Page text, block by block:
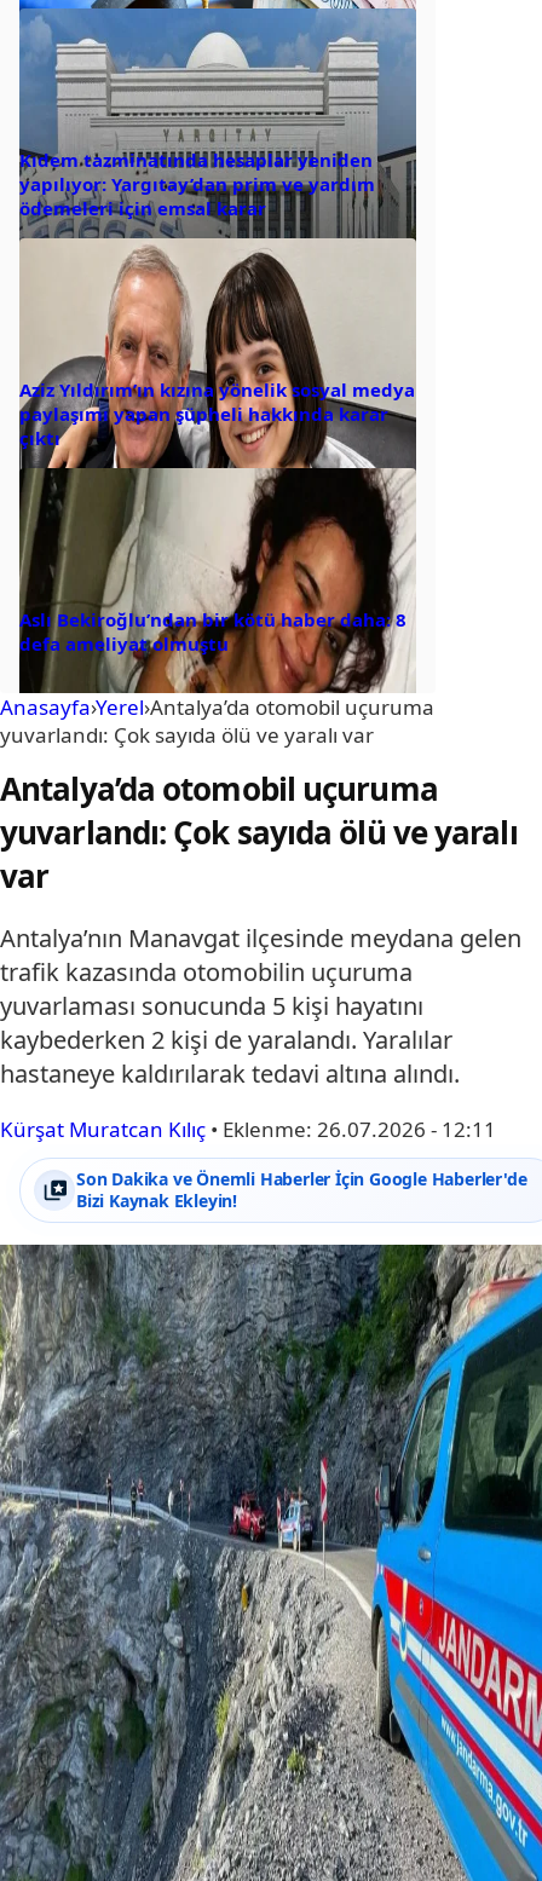
Kıdem tazminatında hesaplar yeniden
yapılıyor: Yargıtay’dan prim ve yardım
ödemeleri için emsal karar
Aziz Yıldırım’ın kızına yönelik sosyal medya
paylaşımı yapan şüpheli hakkında karar
çıktı
Aslı Bekiroğlu’ndan bir kötü haber daha: 8
defa ameliyat olmuştu
Anasayfa›Yerel›Antalya’da otomobil uçuruma
yuvarlandı: Çok sayıda ölü ve yaralı var
Antalya’da otomobil uçuruma
yuvarlandı: Çok sayıda ölü ve yaralı
var
Antalya’nın Manavgat ilçesinde meydana gelen
trafik kazasında otomobilin uçuruma
yuvarlaması sonucunda 5 kişi hayatını
kaybederken 2 kişi de yaralandı. Yaralılar
hastaneye kaldırılarak tedavi altına alındı.
Kürşat Muratcan Kılıç • Eklenme: 26.07.2026 - 12:11
Son Dakika ve Önemli Haberler İçin Google Haberler'de
Bizi Kaynak Ekleyin!